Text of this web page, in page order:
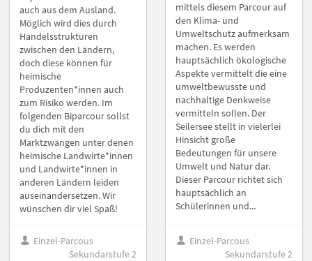
auch aus dem Ausland.
Möglich wird dies durch
Handelsstrukturen
zwischen den Ländern,
doch diese können für
heimische
Produzenten*innen auch
zum Risiko werden. Im
folgenden Biparcour sollst
du dich mit den
Marktzwängen unter denen
heimische Landwirte*innen
und Landwirte*innen in
anderen Ländern leiden
auseinandersetzen. Wir
wünschen dir viel Spaß!
Einzel-Parcous
Sekundarstufe 2
mittels diesem Parcour auf
den Klima- und
Umweltschutz aufmerksam
machen. Es werden
hauptsächlich ökologische
Aspekte vermittelt die eine
umweltbewusste und
nachhaltige Denkweise
vermitteln sollen. Der
Seilersee stellt in vielerlei
Hinsicht große
Bedeutungen für unsere
Umwelt und Natur dar.
Dieser Parcour richtet sich
hauptsächlich an
Schülerinnen und...
Einzel-Parcous
Sekundarstufe 2